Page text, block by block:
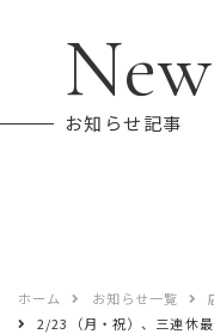
お知らせ記事
ホーム お知らせ一覧
2/23（月・祝）、三連休